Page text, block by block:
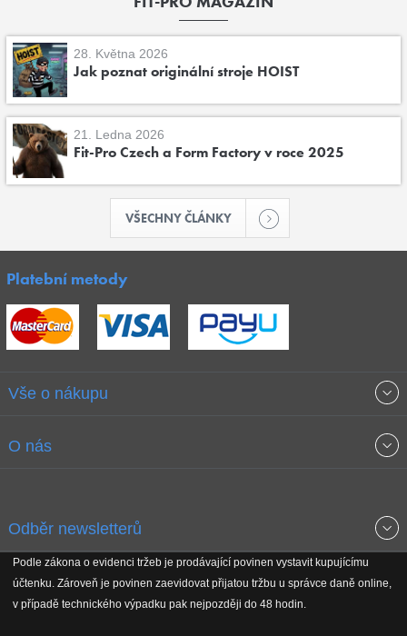
28. Května 2026
Jak poznat originální stroje HOIST
21. Ledna 2026
Fit-Pro Czech a Form Factory v roce 2025
VŠECHNY ČLÁNKY
Platební metody
Vše o nákupu
Obchodní podmínky
Reklamační řád
O nás
Koho podporujeme
Odběr newsletterů
Podle zákona o evidenci tržeb je prodávající povinen vystavit kupujícímu
účtenku. Zároveň je povinen zaevidovat přijatou tržbu u správce daně online,
v případě technického výpadku pak nejpozději do 48 hodin.